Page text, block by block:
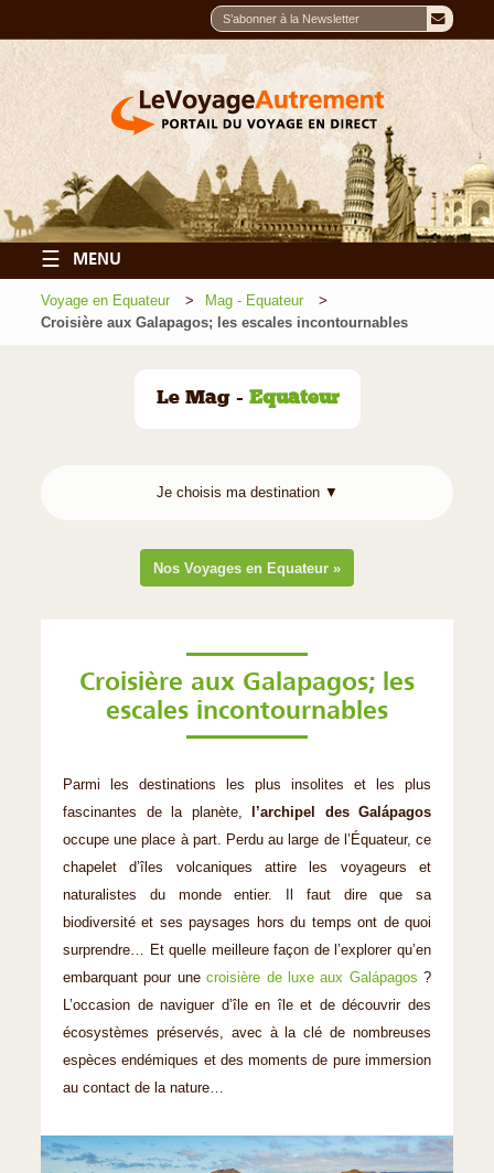
☰ MENU
Voyage en Equateur
Mag - Equateur
Croisière aux Galapagos; les escales incontournables
Le Mag - Equateur
Nos Voyages en Equateur »
Croisière aux Galapagos; les
escales incontournables
Parmi les destinations les plus insolites et les plus
fascinantes de la planète,
l’archipel des Galápagos
occupe une place à part. Perdu au large de l’Équateur, ce
chapelet d’îles volcaniques attire les voyageurs et
naturalistes du monde entier. Il faut dire que sa
biodiversité et ses paysages hors du temps ont de quoi
surprendre… Et quelle meilleure façon de l’explorer qu’en
embarquant pour unecroisière de luxe aux Galápagos ?
L’occasion de naviguer d’île en île et de découvrir des
écosystèmes préservés, avec à la clé de nombreuses
espèces endémiques et des moments de pure immersion
au contact de la nature…